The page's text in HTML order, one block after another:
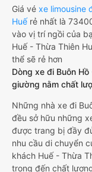
Giá vé xe limousine
Huếrẻ nhất là
vào vị trí ngồi của
Huế - Thừa Thiên
thể sẽ rẻ hơn
Dòng xe đi Buôn
giường nằm chất
Những nhà xe đi
đều sở hữu những
được trang bị đầy
nhu cầu di chuyển
khách Huế - Thừa
trọng đến chất